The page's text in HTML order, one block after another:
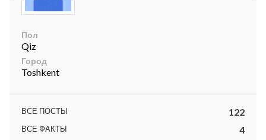
Пол
Qiz
Город
Toshkent
ВСЕ ПОСТЫ 122
ВСЕ ФАКТЫ 4